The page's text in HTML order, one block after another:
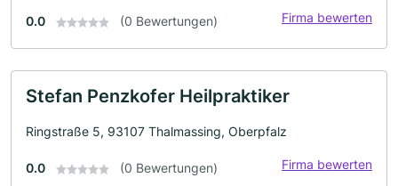
0.0 (0 Bewertungen) Firma bewerten
Stefan Penzkofer Heilpraktiker
Ringstraße 5, 93107 Thalmassing, Oberpfalz
0.0 (0 Bewertungen) Firma bewerten